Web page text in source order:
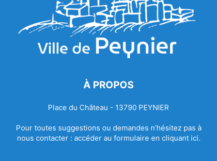
À PROPOS
Place du Château - 13790 PEYNIER
Pour toutes suggestions ou demandes n’hésitez pas à
nous contacter : accéder au formulaire en cliquant ici.